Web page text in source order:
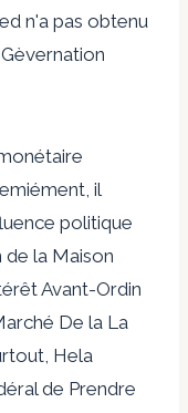
n'a pas obtenu
il
politique
de la Maison
Avant-Ordin
De la La
Hela
de Prendre